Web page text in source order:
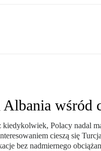
Polacy nadal
cieszą się
bez nadmiernego